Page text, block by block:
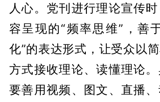
人心。党刊进行理论宣传
容呈现的“频率思维”，善
化”的表达形式，让受众以
方式接收理论、读懂理论。
要善用视频、图文、直播